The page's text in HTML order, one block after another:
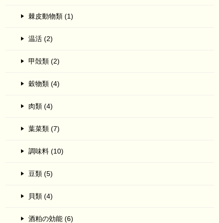
棘皮動物類 (1)
温活 (2)
甲殻類 (2)
穀物類 (4)
肉類 (4)
葉菜類 (7)
調味料 (10)
豆類 (5)
貝類 (4)
酒粕の効能 (6)